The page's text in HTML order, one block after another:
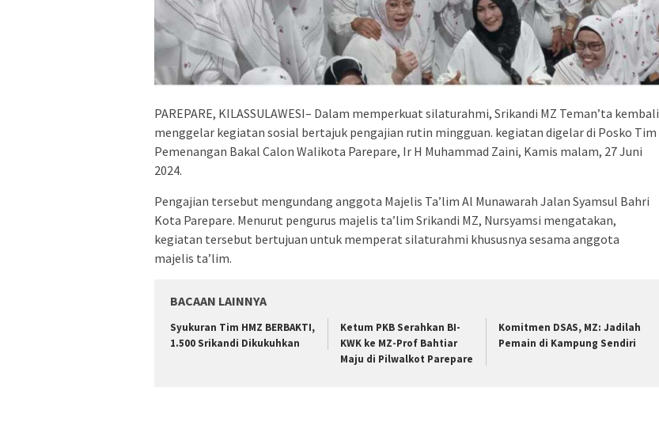
PAREPARE, KILASSULAWESI– Dalam memperkuat silaturahmi, Srikandi MZ Teman’ta kembali
menggelar kegiatan sosial bertajuk pengajian rutin mingguan. kegiatan digelar di Posko Tim
Pemenangan Bakal Calon Walikota Parepare, Ir H Muhammad Zaini, Kamis malam, 27 Juni
2024.
Pengajian tersebut mengundang anggota Majelis Ta’lim Al Munawarah Jalan Syamsul Bahri
Kota Parepare. Menurut pengurus majelis ta’lim Srikandi MZ, Nursyamsi mengatakan,
kegiatan tersebut bertujuan untuk memperat silaturahmi khususnya sesama anggota
majelis ta’lim.
BACAAN LAINNYA
Syukuran Tim HMZ BERBAKTI,
1.500 Srikandi Dikukuhkan
Ketum PKB Serahkan BI-
KWK ke MZ-Prof Bahtiar
Maju di Pilwalkot Parepare
Komitmen DSAS, MZ: Jadilah
Pemain di Kampung Sendiri